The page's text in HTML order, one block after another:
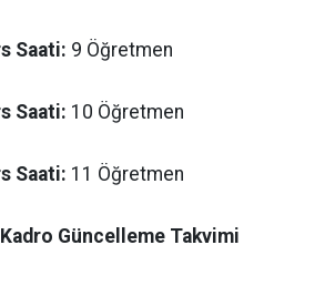
Saati: 9 Öğretmen
Saati: 10 Öğretmen
Saati: 11 Öğretmen
Güncelleme Takvimi